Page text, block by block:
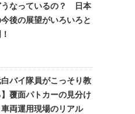
うなっているの？ 日本
後の展望がいろいろと
白バイ隊員がこっそり教
】覆面パトカーの見分け
両運用現場のリアル